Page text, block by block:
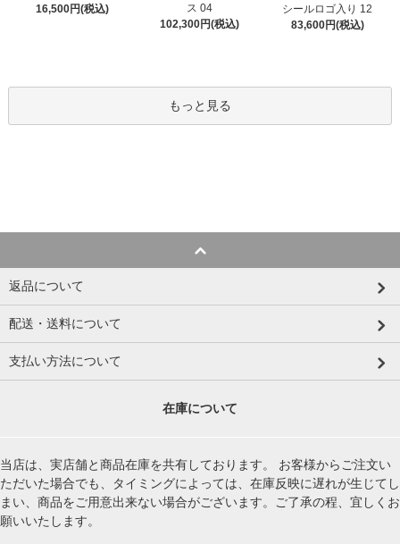
16,500円(税込)
ス 04
102,300円(税込)
シールロゴ入り 12
83,600円(税込)
もっと見る
返品について
配送・送料について
支払い方法について
在庫について
当店は、実店舗と商品在庫を共有しております。 お客様からご注文い
ただいた場合でも、タイミングによっては、在庫反映に遅れが生じてし
まい、商品をご用意出来ない場合がございます。ご了承の程、宜しくお
願いいたします。